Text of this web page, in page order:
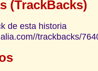
(TrackBacks)
de esta historia
trackbacks/